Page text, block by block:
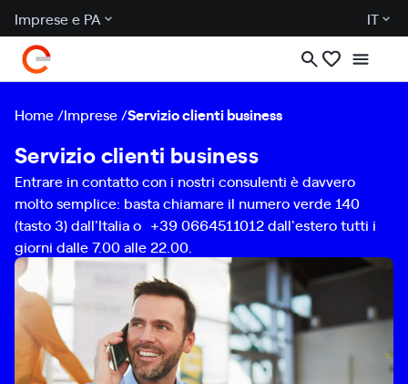
Imprese e PA IT
Home Imprese Servizio clienti business
Servizio clienti business
Entrare in contatto con i nostri consulenti è davvero
molto semplice: basta chiamare il numero verde 140
(tasto 3) dall'Italia o +39 0664511012 dall'estero tutti i
giorni dalle 7.00 alle 22.00.